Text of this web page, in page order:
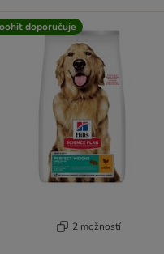
doporučuje
2 možností